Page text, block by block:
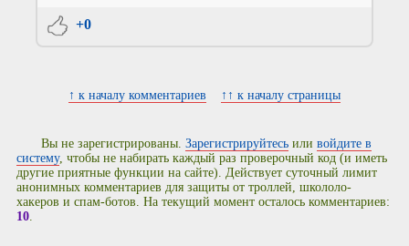
+0
↑ к началу комментариев ↑↑ к началу страницы
Вы не зарегистрированы.Зарегистрируйтесь иливойдите в
систему, чтобы не набирать каждый раз проверочный код (и иметь
другие приятные функции на сайте). Действует суточный лимит
анонимных комментариев для защиты от троллей, школоло-
хакеров и спам-ботов. На текущий момент осталось комментариев:
10.